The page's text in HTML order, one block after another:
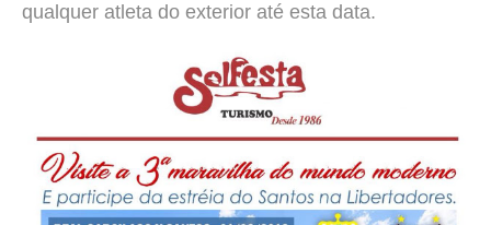
qualquer atleta do exterior até esta data.